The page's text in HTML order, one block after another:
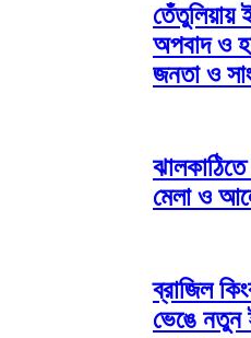
তেঁতুলিয়ায়
অপবাদ ও
জনতা ও
মেলা ও
ব্রাজিল
ভেঙে নতুন